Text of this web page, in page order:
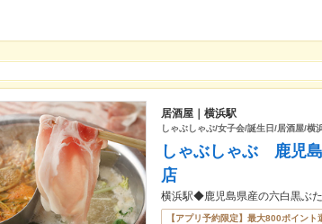
居酒屋｜横浜駅
しゃぶしゃぶ/女子会/誕生日/居酒屋/横
しゃぶしゃぶ 鹿児
店
横浜駅◆鹿児島県産の六白黒ぶ
【アプリ予約限定】最大800ポイント